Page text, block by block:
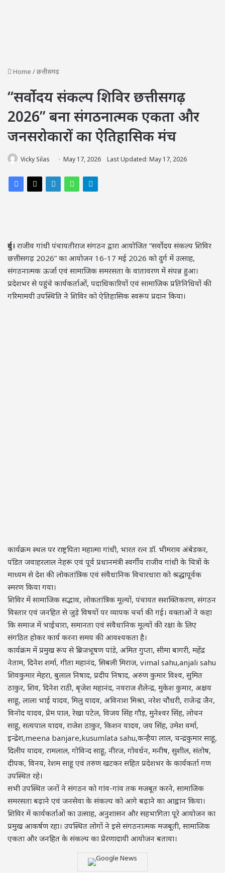
Home /छत्तीसगढ़
“सर्वोदय संकल्प शिविर छत्तीसगढ़
2026” बना संगठनात्मक एकता और
जनसरोकारों का ऐतिहासिक मंच
Vicky Silas May 17, 2026 Last Updated: May 17, 2026
दुर्ग। राजीव गांधी पंचायतीराज संगठन द्वारा आयोजित “सर्वोदय संकल्प शिविर
छत्तीसगढ़ 2026” का आयोजन 16-17 मई 2026 को दुर्ग में उत्साह,
संगठनात्मक ऊर्जा एवं सामाजिक समरसता के वातावरण में संपन्न हुआ।
प्रदेशभर से पहुंचे कार्यकर्ताओं, पदाधिकारियों एवं सामाजिक प्रतिनिधियों की
गरिमामयी उपस्थिति ने शिविर को ऐतिहासिक स्वरूप प्रदान किया।
कार्यक्रम स्थल पर राष्ट्रपिता महात्मा गांधी, भारत रत्न डॉ. भीमराव अंबेडकर,
पंडित जवाहरलाल नेहरू एवं पूर्व प्रधानमंत्री स्वर्गीय राजीव गांधी के चित्रों के
माध्यम से देश की लोकतांत्रिक एवं संवैधानिक विचारधारा को श्रद्धापूर्वक
स्मरण किया गया।
शिविर में सामाजिक सद्भाव, लोकतांत्रिक मूल्यों, पंचायत सशक्तिकरण, संगठन
विस्तार एवं जनहित से जुड़े विषयों पर व्यापक चर्चा की गई। वक्ताओं ने कहा
कि समाज में भाईचारा, समानता एवं संवैधानिक मूल्यों की रक्षा के लिए
संगठित होकर कार्य करना समय की आवश्यकता है।
कार्यक्रम में प्रमुख रूप से ब्रिजभूषण पांडे, अमित गुप्ता, सीमा बागरी, महेंद्र
नेताम, दिनेश शर्मा, गीता महानंद, सिबली मिराज, vimal sahu,anjali sahu
शिवकुमार मेहरा, बुलाल निषाद, प्रदीप निषाद, अरुण कुमार विश्व, सुमित
ठाकुर, शिव, दिनेश राठी, बृजेश महानंद, नवराज शैलेन्द्र, मुकेश कुमार, अक्षय
साहू, लाला भाई यादव, मिलु यादव, अविनाश मिश्रा, नरेश चौधरी, राजेन्द्र जैन,
विनोद यादव, प्रेम पाल, रेखा पटेल, विजय सिंह गौड़, मुनेश्वर सिंह, लोचन
साहू, सत्यपाल यादव, राजेश ठाकुर, किशन यादव, जय सिंह, उमेश वर्मा,
इन्द्रेश,meena banjare,kusumlata sahu,कन्हैया लाल, चन्द्रकुमार साहू,
दिलीप यादव, रामलाल, गोविन्द साहू, नीरज, गोवर्धन, मनीष, सुशील, संतोष,
दीपक, विनय, रेशम साहू एवं तरुण खटकर सहित प्रदेशभर के कार्यकर्ता गण
उपस्थित रहे।
सभी उपस्थित जनों ने संगठन को गांव-गांव तक मजबूत करने, सामाजिक
समरसता बढ़ाने एवं जनसेवा के संकल्प को आगे बढ़ाने का आह्वान किया।
शिविर में कार्यकर्ताओं का उत्साह, अनुशासन और सहभागिता पूरे आयोजन का
प्रमुख आकर्षण रहा। उपस्थित लोगों ने इसे संगठनात्मक मजबूती, सामाजिक
एकता और जनहित के संकल्प का प्रेरणादायी आयोजन बताया।